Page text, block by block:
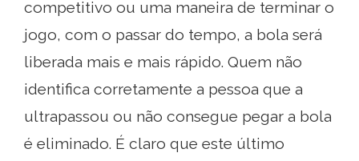
competitivo ou uma maneira de terminar o
jogo, com o passar do tempo, a bola será
liberada mais e mais rápido. Quem não
identifica corretamente a pessoa que a
ultrapassou ou não consegue pegar a bola
é eliminado. É claro que este último